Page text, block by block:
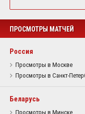
ПРОСМОТРЫ МАТЧЕЙ
Россия
Просмотры в Москве
Просмотры в Санкт-
Беларусь
Просмотры в Минске